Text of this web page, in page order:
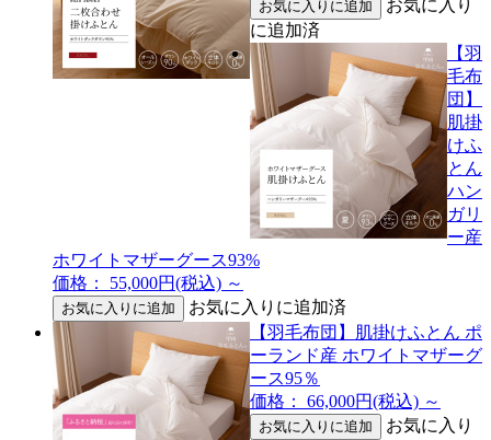
お気に入り
に追加済
【羽
毛布
団】
肌掛
けふ
とん
ハン
ガリ
ー産
ホワイトマザーグース93%
価格： 55,000円(税込) ～
お気に入りに追加済
【羽毛布団】肌掛けふとん ポ
ーランド産 ホワイトマザーグ
ース95％
価格： 66,000円(税込) ～
お気に入り